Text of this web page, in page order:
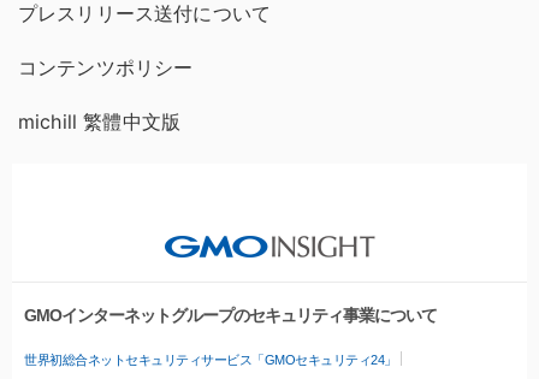
プレスリリース送付について
コンテンツポリシー
michill 繁體中文版
GMOインターネットグループのセキュリティ事業について
世界初総合ネットセキュリティサービス「GMOセキュリティ24」